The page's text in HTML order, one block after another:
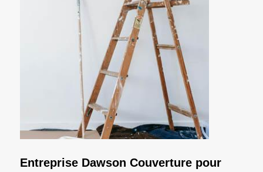
Entreprise Dawson Couverture pour